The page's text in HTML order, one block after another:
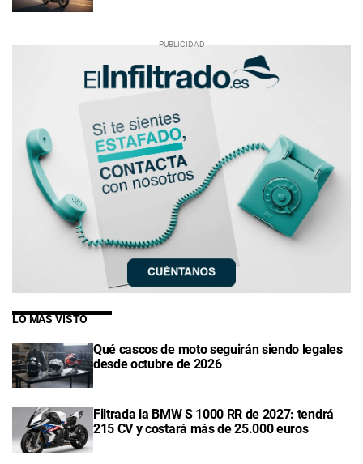
LO MÁS VISTO
Qué cascos de moto seguirán siendo legales
desde octubre de 2026
Filtrada la BMW S 1000 RR de 2027: tendrá
215 CV y costará más de 25.000 euros